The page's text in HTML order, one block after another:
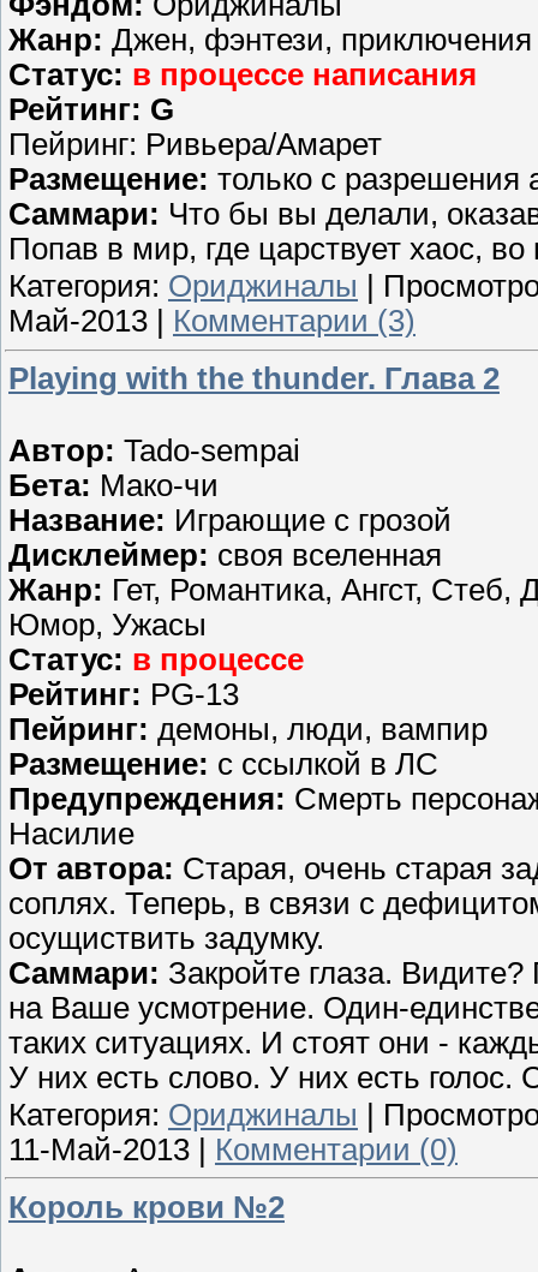
Жанр: Джен, фэнтези, приключения
Статус: в процессе написания
Рейтинг: G
Пейринг: Ривьера/Амарет
Размещение: только с разрешения
Саммари: Что бы вы делали,
Попав в мир, где царствует хаос,
Категория: Ориджиналы |
Май-2013
Комментарии (3)
Playing with the thunder. Глава 2
Автор: Tado-sempai
Бета: Мако-чи
Название: Играющие с грозой
Дисклеймер: своя вселенная
Жанр: Гет, Романтика, Ангст,
Юмор, Ужасы
Статус: в процессе
Рейтинг: PG-13
Пейринг: демоны, люди, вампир
Размещение: с ссылкой в ЛС
Предупреждения: Смерть
Насилие
От автора: Старая, очень старая
соплях. Теперь, в связи с
осущиствить задумку.
Саммари: Закройте глаза.
на Ваше усмотрение. Один-
таких ситуациях. И стоят они -
У них есть слово. У них есть
Категория: Ориджиналы |
11-Май-2013
Комментарии (0)
Король крови №2